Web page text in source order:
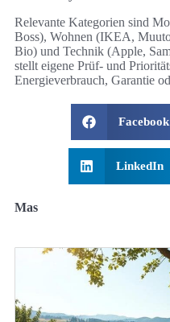
Relevante Kategorien sind
Boss), Wohnen (IKEA,
Bio) und Technik (Apple,
stellt eigene Prüf- und
Energieverbrauch, Garantie
Facebook
LinkedIn
Mas